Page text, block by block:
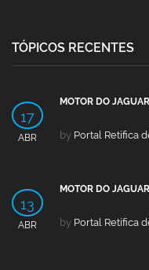
TÓPICOS RECENTES
17
ABR
MOTOR DO
by Portal Retífica
13
ABR
MOTOR DO
by Portal Retífica